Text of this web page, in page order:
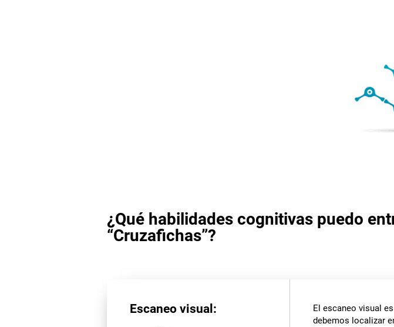
¿Qué habilidades cognitivas puedo
“Cruzafichas”?
Escaneo visual: El escaneo visual
debemos localizar